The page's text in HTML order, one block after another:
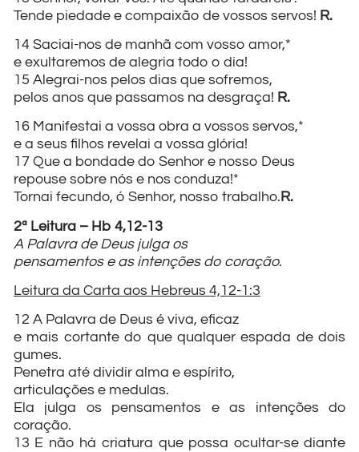
Tende piedade e compaixão de vossos servos! R.
14 Saciai-nos de manhã com vosso amor,*
e exultaremos de alegria todo o dia!
15 Alegrai-nos pelos dias que sofremos,
pelos anos que passamos na desgraça! R.
16 Manifestai a vossa obra a vossos servos,*
e a seus filhos revelai a vossa glória!
17 Que a bondade do Senhor e nosso Deus
repouse sobre nós e nos conduza!*
Tornai fecundo, ó Senhor, nosso trabalho. R.
2ª Leitura – Hb 4,12-13
A Palavra de Deus julga os
pensamentos e as intenções do coração.
Leitura da Carta aos Hebreus 4,12-1:3
12 A Palavra de Deus é viva, eficaz
e mais cortante do que qualquer espada de dois
gumes.
Penetra até dividir alma e espírito,
articulações e medulas.
Ela julga os pensamentos e as intenções do
coração.
13 E não há criatura que possa ocultar-se diante